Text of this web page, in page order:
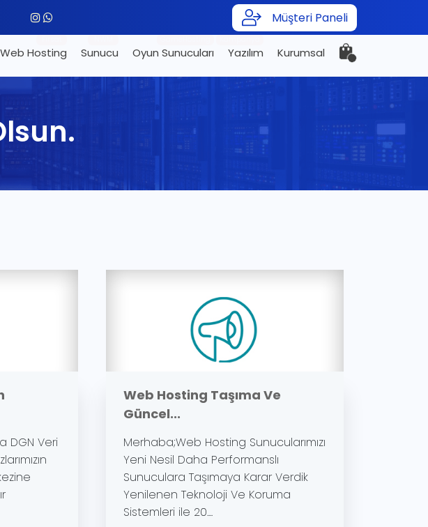
Müşteri Paneli
Web Hosting Sunucu Oyun Sunucuları Yazılım Kurumsal
DGN Veri
Web Hosting Taşıma Ve
Güncel...
Merhaba;Web Hosting Sunucularımızı
Yeni Nesil Daha Performanslı
Sunuculara Taşımaya Karar Verdik
Yenilenen Teknoloji Ve Koruma
Sistemleri ile 20....